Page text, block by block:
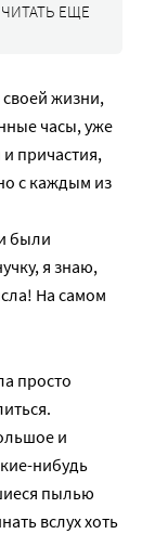
ЧИТАТЬ ЕЩЕ
жизни,
часы, уже
причастия,
с каждым из
были
я знаю,
На самом
просто
и
нибудь
пылью
вслух хоть